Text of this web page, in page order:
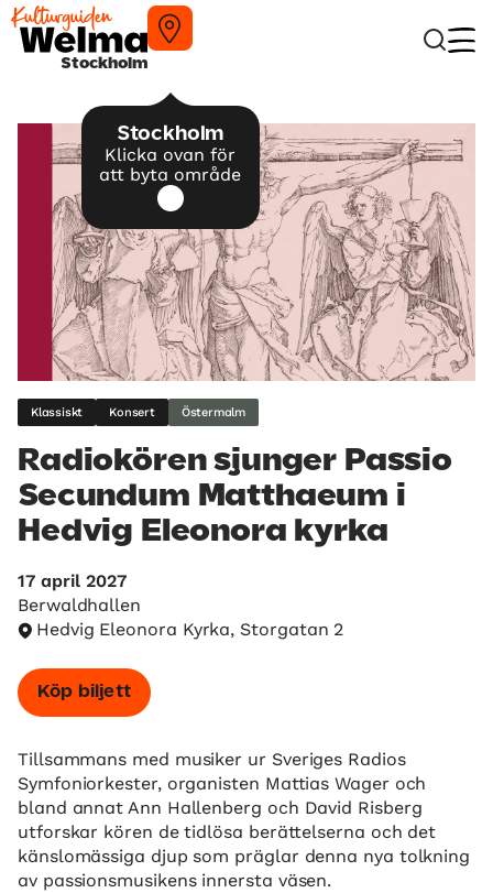
Stockholm
Stockholm
Klicka ovan för
att byta område
Klassiskt Konsert Östermalm
Radiokören sjunger Passio
Secundum Matthaeum i
Hedvig Eleonora kyrka
17 april 2027
Berwaldhallen
Hedvig Eleonora Kyrka, Storgatan 2
Köp biljett
Tillsammans med musiker ur Sveriges Radios
Symfoniorkester, organisten Mattias Wager och
bland annat Ann Hallenberg och David Risberg
utforskar kören de tidlösa berättelserna och det
känslomässiga djup som präglar denna nya tolkning
av passionsmusikens innersta väsen.